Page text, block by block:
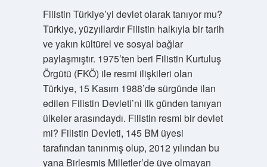
Filistin Türkiye’yi devlet olarak tanıyor mu?
Türkiye, yüzyıllardır Filistin halkıyla bir tarih
ve yakın kültürel ve sosyal bağlar
paylaşmıştır. 1975’ten beri Filistin Kurtuluş
Örgütü (FKÖ) ile resmi ilişkileri olan
Türkiye, 15 Kasım 1988’de sürgünde ilan
edilen Filistin Devleti’ni ilk günden tanıyan
ülkeler arasındaydı. Filistin resmi bir devlet
mi? Filistin Devleti, 145 BM üyesi
tarafından tanınmış olup, 2012 yılından bu
yana Birleşmiş Milletler’de üye olmayan